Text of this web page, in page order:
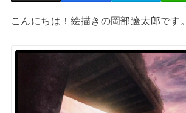
こんにちは！絵描きの岡部遼太郎です。